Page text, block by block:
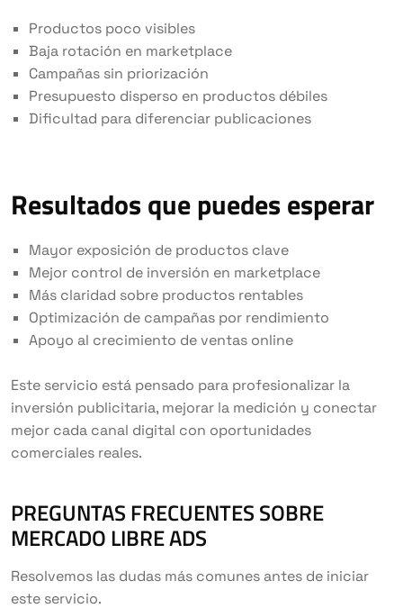
Productos poco visibles
Baja rotación en marketplace
Campañas sin priorización
Presupuesto disperso en productos débiles
Dificultad para diferenciar publicaciones
Resultados que puedes esperar
Mayor exposición de productos clave
Mejor control de inversión en marketplace
Más claridad sobre productos rentables
Optimización de campañas por rendimiento
Apoyo al crecimiento de ventas online
Este servicio está pensado para profesionalizar la
inversión publicitaria, mejorar la medición y conectar
mejor cada canal digital con oportunidades
comerciales reales.
PREGUNTAS FRECUENTES SOBRE
MERCADO LIBRE ADS
Resolvemos las dudas más comunes antes de iniciar
este servicio.